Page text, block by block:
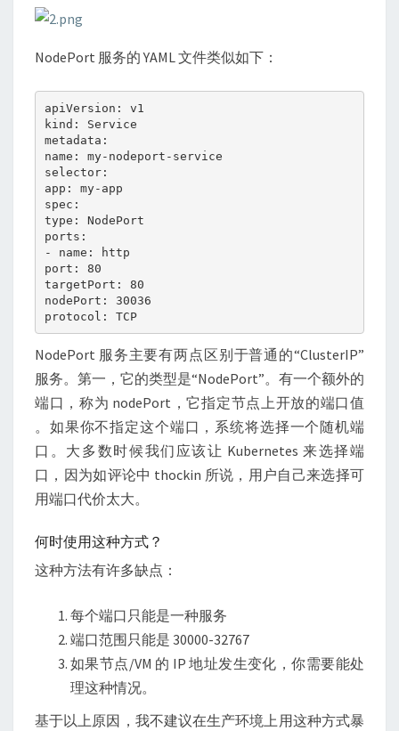
NodePort 服务的 YAML 文件类似如下：
apiVersion: v1
kind: Service
metadata:
name: my-nodeport-service
selector:
app: my-app
spec:
type: NodePort
ports:
- name: http
port: 80
targetPort: 80
nodePort: 30036
protocol: TCP
NodePort 服务主要有两点区别于普通的“ClusterIP”
服务。第一，它的类型是“NodePort”。有一个额外的
端口，称为 nodePort，它指定节点上开放的端口值
。如果你不指定这个端口，系统将选择一个随机端
口。大多数时候我们应该让 Kubernetes 来选择端
口，因为如评论中 thockin 所说，用户自己来选择可
用端口代价太大。
何时使用这种方式？
这种方法有许多缺点：
每个端口只能是一种服务
端口范围只能是 30000-32767
如果节点/VM 的 IP 地址发生变化，你需要能处
理这种情况。
基于以上原因，我不建议在生产环境上用这种方式暴